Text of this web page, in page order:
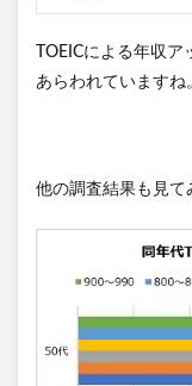
TOEICによる年収
あらわれていますね
他の調査結果も見て